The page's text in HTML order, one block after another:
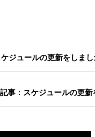
ジュールの更新をしまし
事：スケジュールの更新